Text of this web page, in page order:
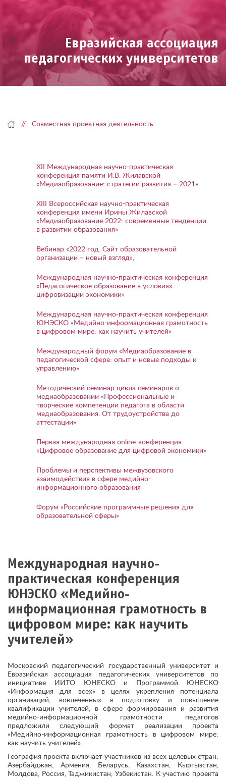
Skip
Евразийская ассоциация
педагогических университетов
Совместная проектная деятельность
XII Международная научно-практическая
конференция памяти И.В. Жилавской
«Медиаобразование: стратегии развития – 2021».
XIII Всероссийская научно-практическая
конференция имени Ирины Жилавской
«Медиаобразование 2022: современные тенденции
в развитии образования»
Вебинар «2022 год. Сайт образовательной
организации – новый взгляд»,
Международная научно-практическая конференция
«Педагогическое образование в условиях
цифровизации экономики»
Международная научно-практическая конференция
ЮНЭСКО «Медийно-информационная грамотность
в цифровом мире: как научить учителей»
Международный форум «Медиаобразование в
педагогической сфере: опыт и новые подходы к
управлению»
Методический семинар цикла семинаров о
медиаобразовании «Профессиональные и
творческие компетенции педагога в области
медиаобразования. От трудоустройства до
аттестации»
Первая международная online-конференция
«Цифровое образование для цифровой экономики»
Проблемы и перспективы межвузовского
взаимодействия в сфере медийно-
информационного образования
Форум «Российские программные решения для
образовательной сферы»
Международная научно-
практическая конференция
ЮНЭСКО «Медийно-
информационная грамотность в
цифровом мире: как научить
учителей»
Московский педагогический государственный университет и
Евразийская ассоциация педагогических университетов по
инициативе ИИТО ЮНЕСКО и Программой ЮНЕСКО
«Информация для всех» в целях укрепления потенциала
организаций, вовлеченных в подготовку и повышение
квалификации учителей, в сфере формирования и развития
медийно-информационной грамотности педагогов
предложили следующий формат реализации проекта
«Медийно-информационная грамотность в цифровом мире:
как научить учителей».
География проекта включает участников из всех целевых стран:
Азербайджан, Армения, Беларусь, Казахстан, Кыргызстан,
Молдова, Россия, Таджикистан, Узбекистан. К участию проекта